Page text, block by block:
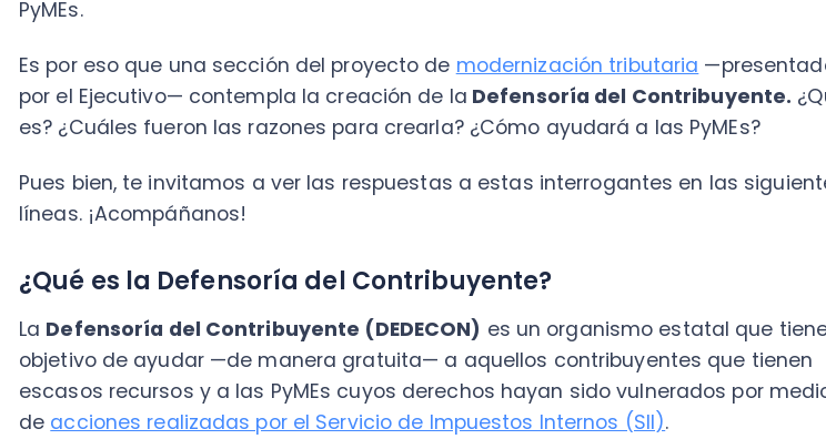
Pues bien, te invitamos a ver las respuestas a estas interrogantes en las siguientes
¿Qué es la Defensoría del Contribuyente?
objetivo de ayudar —de manera gratuita— a aquellos contribuyentes que tienen
escasos recursos y a las PyMEs cuyos derechos hayan sido vulnerados por medio
Además, esta nueva entidad de la administración pública tendrá la posibilidad de
hacer un análisis de los casos que reciba y, en consecuencia, presentar ideas para
mejorar el sistema tributario en lo relativo a los derechos del contribuyente, tanto al
Ministerio de Hacienda como al Congreso Nacional y al SII.
Entre las obligaciones que tendría la DEDECON con los contribuyentes están: